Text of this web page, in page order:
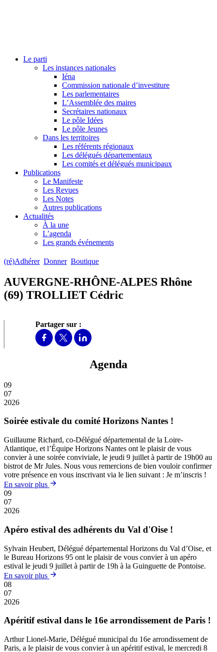
Le parti
Les instances nationales
Iéna
Commission nationale d’investiture
Les parlementaires
L’Assemblée des maires
Secrétaires nationaux
Le pôle Idées
Le pôle Jeunes
Dans les territoires
Les référents régionaux
Les délégués départementaux
Les comités et délégués municipaux
Publications
Le Manifeste
Les Revues
Les Notes
Autres publications
Actualités
À la une
L’agenda
Les grands événements
(ré)Adhérer Donner Boutique
AUVERGNE-RHÔNE-ALPES Rhône
(69) TROLLIET Cédric
Partager sur :
Agenda
09
07
2026
Soirée estivale du comité Horizons Nantes !
Guillaume Richard, co-Délégué départemental de la Loire-
Atlantique, et l’Équipe Horizons Nantes ont le plaisir de vous
convier à une soirée conviviale, le jeudi 9 juillet à partir de 19h00 au
bistrot de Mr Jules. Nous vous remercions de bien vouloir confirmer
votre présence en vous inscrivant via le lien suivant : Je m’inscris !
En savoir plus
09
07
2026
Apéro estival des adhérents du Val d'Oise !
Sylvain Heubert, Délégué départemental Horizons du Val d’Oise, et
le Bureau Horizons 95 ont le plaisir de vous convier à un apéro
estival le jeudi 9 juillet à partir de 19h à la Guinguette de Pontoise.
En savoir plus
08
07
2026
Apéritif estival dans le 16e arrondissement de Paris !
Arthur Lionel-Marie, Délégué municipal du 16e arrondissement de
Paris, a le plaisir de vous convier à un apéritif estival, le mercredi 8